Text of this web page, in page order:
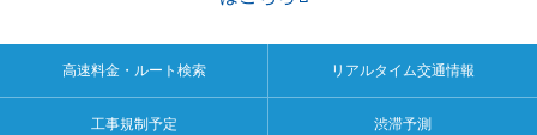
高速料金・ルート検索 リアルタイム交通情報
工事規制予定 渋滞予測